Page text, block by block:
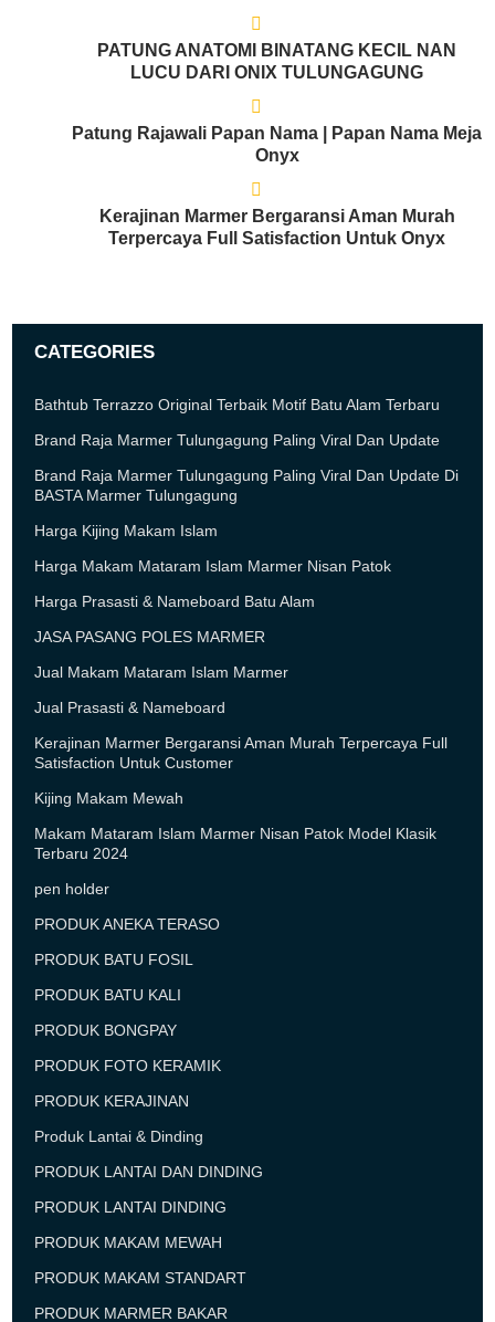
PATUNG ANATOMI BINATANG KECIL NAN
LUCU DARI ONIX TULUNGAGUNG
Patung Rajawali Papan Nama | Papan Nama Meja
Onyx
Kerajinan Marmer Bergaransi Aman Murah
Terpercaya Full Satisfaction Untuk Onyx
CATEGORIES
Bathtub Terrazzo Original Terbaik Motif Batu Alam Terbaru
Brand Raja Marmer Tulungagung Paling Viral Dan Update
Brand Raja Marmer Tulungagung Paling Viral Dan Update Di
BASTA Marmer Tulungagung
Harga Kijing Makam Islam
Harga Makam Mataram Islam Marmer Nisan Patok
Harga Prasasti & Nameboard Batu Alam
JASA PASANG POLES MARMER
Jual Makam Mataram Islam Marmer
Jual Prasasti & Nameboard
Kerajinan Marmer Bergaransi Aman Murah Terpercaya Full
Satisfaction Untuk Customer
Kijing Makam Mewah
Makam Mataram Islam Marmer Nisan Patok Model Klasik
Terbaru 2024
pen holder
PRODUK ANEKA TERASO
PRODUK BATU FOSIL
PRODUK BATU KALI
PRODUK BONGPAY
PRODUK FOTO KERAMIK
PRODUK KERAJINAN
Produk Lantai & Dinding
PRODUK LANTAI DAN DINDING
PRODUK LANTAI DINDING
PRODUK MAKAM MEWAH
PRODUK MAKAM STANDART
PRODUK MARMER BAKAR